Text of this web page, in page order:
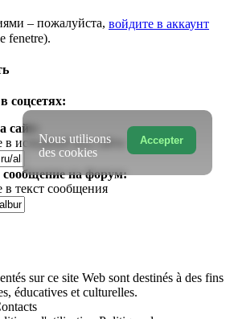
– пожалуйста, войдите в аккаунт
fenetre).
соцсетях:
сайт:
исходный код сайта
сообщение на форум:
в текст сообщения
sur ce site Web sont destinés à des fins
éducatives et culturelles.
Accepter
Nous utilisons
des cookies